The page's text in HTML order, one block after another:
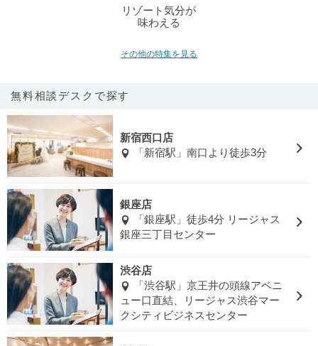
リゾート気分が
味わえる
その他の特集を見る
無料相談デスクで探す
新宿西口店
「新宿駅」南口より徒歩3分
銀座店
「銀座駅」徒歩4分 リージャス
銀座三丁目センター
渋谷店
「渋谷駅」京王井の頭線アベニ
ュー口直結、リージャス渋谷マー
クシティビジネスセンター